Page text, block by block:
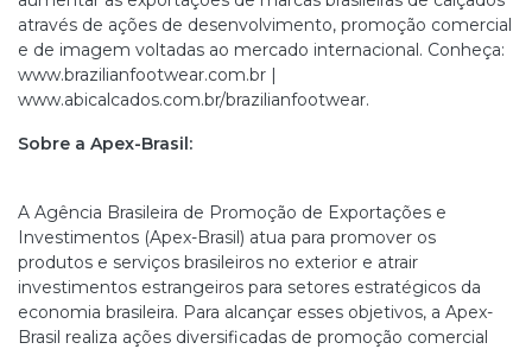
através de ações de desenvolvimento, promoção comercial
e de imagem voltadas ao mercado internacional. Conheça:
www.brazilianfootwear.com.br |
www.abicalcados.com.br/brazilianfootwear.
Sobre a Apex-Brasil:
A Agência Brasileira de Promoção de Exportações e
Investimentos (Apex-Brasil) atua para promover os
produtos e serviços brasileiros no exterior e atrair
investimentos estrangeiros para setores estratégicos da
economia brasileira. Para alcançar esses objetivos, a Apex-
Brasil realiza ações diversificadas de promoção comercial